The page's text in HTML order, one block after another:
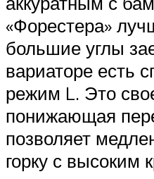
«Форестера»
большие углы
вариаторе есть
режим L. Это
понижающая
позволяет
горку с высоким